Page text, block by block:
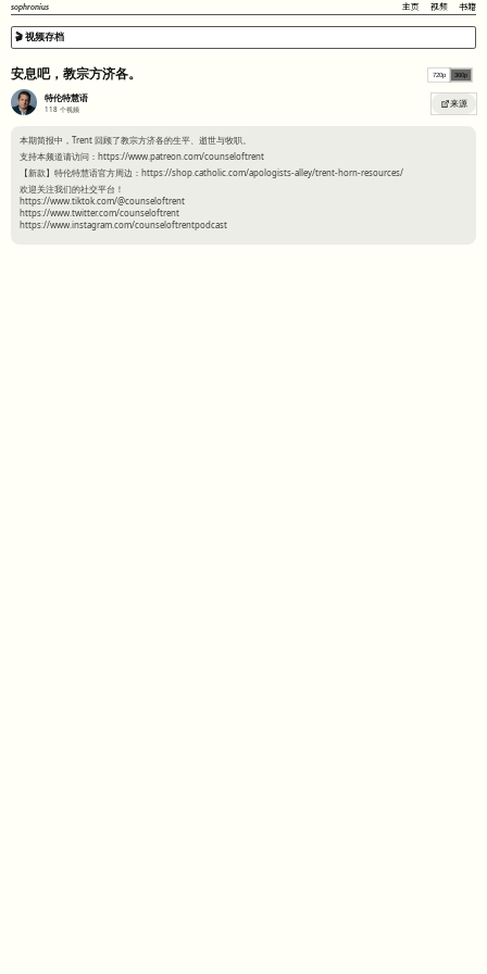
sophronius 主页 视频 书籍
🎬 视频存档
720p 360p
安息吧，教宗方济各。
特伦特慧语
118 个视频
来源
本期简报中，Trent 回顾了教宗方济各的生平、逝世与牧职。
支持本频道请访问：https://www.patreon.com/counseloftrent
【新款】特伦特慧语官方周边：https://shop.catholic.com/apologists-alley/trent-horn-resources/
欢迎关注我们的社交平台！
https://www.tiktok.com/@counseloftrent
https://www.twitter.com/counseloftrent
https://www.instagram.com/counseloftrentpodcast